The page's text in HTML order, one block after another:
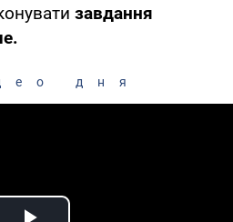
завдання
дня